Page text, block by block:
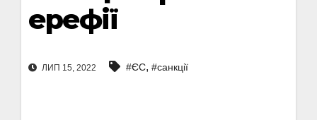
ерефії
ЛИП 15, 2022 #ЄС, #санкції